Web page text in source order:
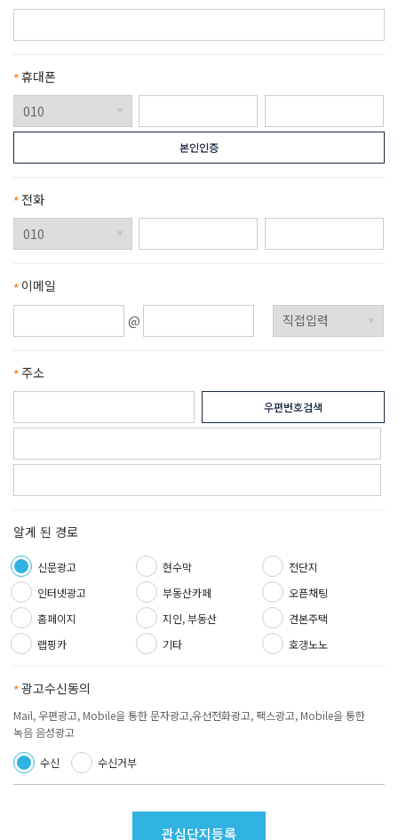
필수항목
휴대폰
본인인증
필수항목
전화
필수항목
이메일
필수항목
주소
우편번호검색
알게 된 경로
신문광고 현수막
전단지
인터넷광고
부동산카페
오픈채팅
홈페이지
지인, 부동산
견본주택
랩핑카
기타 호갱노노
필수항목
광고수신동의
Mail, 우편광고, Mobile을 통한 문자광고,유선전화광고, 팩스광고, Mobile을 통한
녹음 음성광고
수신
수신거부
관심단지등록